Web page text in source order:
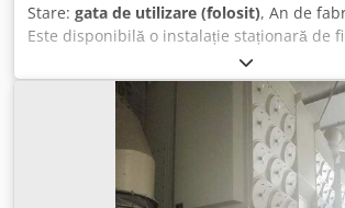
Stare: gata de utilizare (folosit), An de
Este disponibilă o instalație staționară de
desprafuire Rippert. Secțiuni de filtru: 4,
filtrare: saci filtranți, dimensiuni sac filtrant
6603mm/1775mm, dimensiuni sac filtrant 2
6603mm/1200mm, suprafață de filtrare 1/2:
acționări regenerare: 4, putere acționare
1,1kW, vană rotativă celulă: ZS 7,5, putere
Vizionarea la fața locului este posibilă.